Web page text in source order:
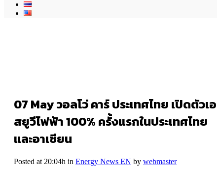
07 Mayวอลโว่ คาร์ ประเทศไทย เปิดตัวเอ
สยูวีไฟฟ้า 100% ครั้งแรกในประเทศไทย
และอาเซียน
Posted at 20:04h in Energy News EN by webmaster